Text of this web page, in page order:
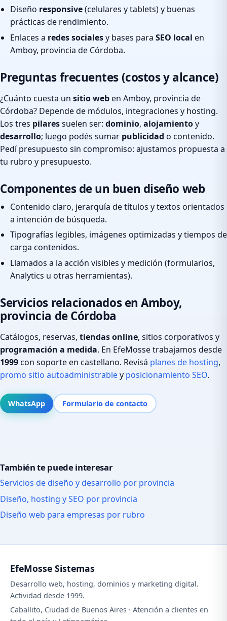
Diseño responsive(celulares y tablets) y buenas
prácticas de rendimiento.
Enlaces a redes socialesy bases para SEO local en
Amboy, provincia de Córdoba.
Preguntas frecuentes (costos y alcance)
¿Cuánto cuesta un sitio weben Amboy, provincia de
Córdoba? Depende de módulos, integraciones y hosting.
Los tres pilaressuelen ser: dominio, alojamientoy
desarrollo; luego podés sumar publicidad o contenido.
Pedí presupuesto sin compromiso: ajustamos propuesta a
tu rubro y presupuesto.
Componentes de un buen diseño web
Contenido claro, jerarquía de títulos y textos orientados
a intención de búsqueda.
Tipografías legibles, imágenes optimizadas y tiempos de
carga contenidos.
Llamados a la acción visibles y medición (formularios,
Analytics u otras herramientas).
Servicios relacionados en Amboy,
provincia de Córdoba
Catálogos, reservas, tiendas online, sitios corporativos y
programación a medida. En EfeMosse trabajamos desde
1999con soporte en castellano. Revisá planes de hosting,
promo sitio autoadministrabley posicionamiento SEO.
WhatsApp Formulario de contacto
También te puede interesar
Servicios de diseño y desarrollo por provincia
Diseño, hosting y SEO por provincia
Diseño web para empresas por rubro
EfeMosse Sistemas
Desarrollo web, hosting, dominios y marketing digital.
Actividad desde 1999.
Caballito, Ciudad de Buenos Aires · Atención a clientes en